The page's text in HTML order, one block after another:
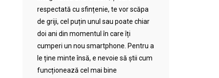
respectată cu sfințenie, te vor scăpa
de griji, cel puțin unul sau poate chiar
doi ani din momentul în care îți
cumperi un nou smartphone. Pentru a
le ține minte însă, e nevoie să știi cum
funcționează cel mai bine